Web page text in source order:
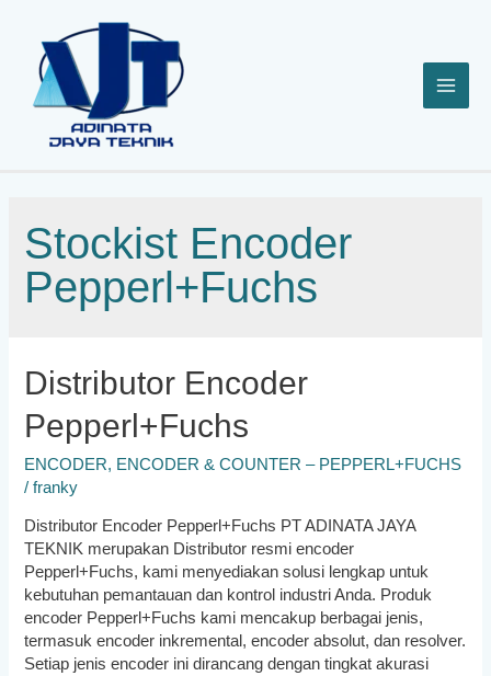
konten
Stockist Encoder
Pepperl+Fuchs
Distributor Encoder
Pepperl+Fuchs
ENCODER, ENCODER & COUNTER – PEPPERL+FUCHS
/franky
Distributor Encoder Pepperl+Fuchs PT ADINATA JAYA
TEKNIK merupakan Distributor resmi encoder
Pepperl+Fuchs, kami menyediakan solusi lengkap untuk
kebutuhan pemantauan dan kontrol industri Anda. Produk
encoder Pepperl+Fuchs kami mencakup berbagai jenis,
termasuk encoder inkremental, encoder absolut, dan resolver.
Setiap jenis encoder ini dirancang dengan tingkat akurasi